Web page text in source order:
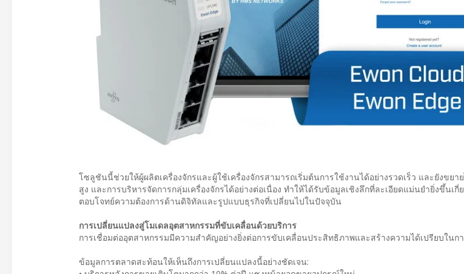
โซลูชันนี้ช่วยให้ผู้ผลิตเครื่องจักรและผู้ใช้เครื่องจักรสามารถเริ่มต้นการใช้งานได้อย่างรวดเร็ว และยังขย
สูง และการบริหารจัดการกลุ่มเครื่องจักรได้อย่างต่อเนื่อง ทำให้ได้รับข้อมูลเชิงลึกที่ละเอียดแม่นยำยิ่งขึ้นเ
ตอบโจทย์ความต้องการด้านดิจิทัลและรูปแบบธุรกิจที่เปลี่ยนไปในปัจจุบัน
การเปลี่ยนแปลงสู่โมเดลอุตสาหกรรมที่ขับเคลื่อนด้วยบริการ
การเชื่อมต่ออุตสาหกรรมมีความสำคัญอย่างยิ่งต่อการขับเคลื่อนประสิทธิภาพและสร้างความได้เปรียบในก
ข้อมูลการตลาดสะท้อนให้เห็นถึงการเปลี่ยนแปลงนี้อย่างชัดเจน: